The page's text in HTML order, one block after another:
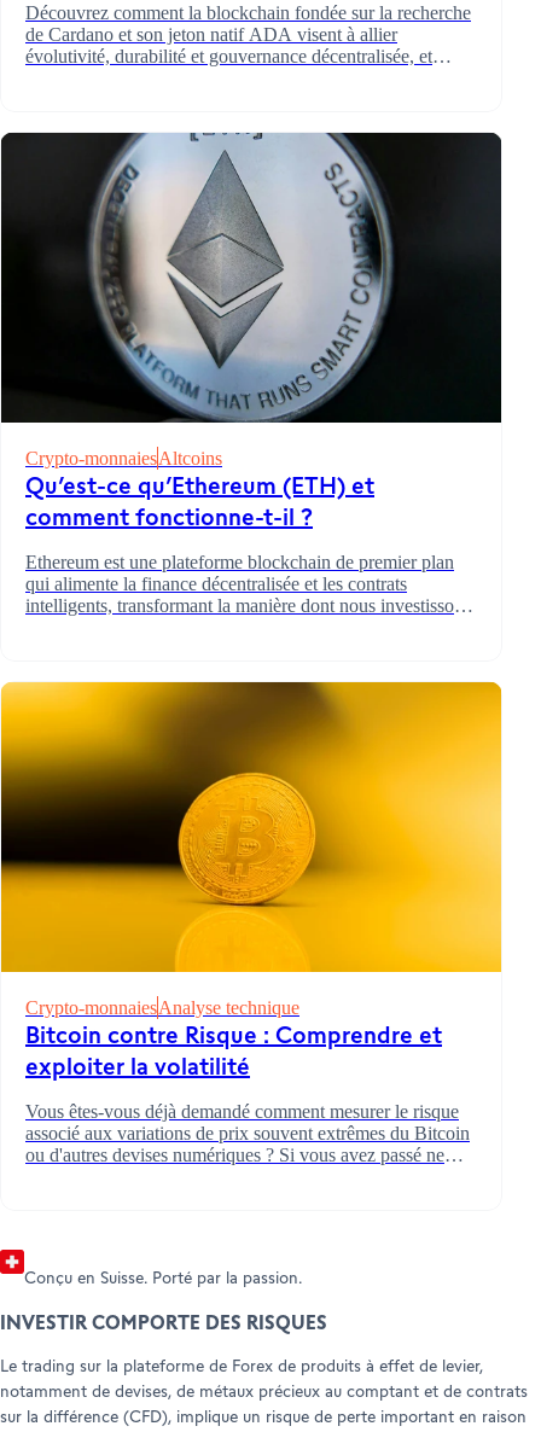
Découvrez comment la blockchain fondée sur la recherche
de Cardano et son jeton natif ADA visent à allier
évolutivité, durabilité et gouvernance décentralisée, et
Crypto-monnaiesAltcoins
Qu’est-ce qu’Ethereum (ETH) et
comment fonctionne-t-il ?
Ethereum est une plateforme blockchain de premier plan
qui alimente la finance décentralisée et les contrats
intelligents, transformant la manière dont nous investissons
Crypto-monnaiesAnalyse technique
Indicateurs et oscillateursLes bases de la crypto
Bitcoin contre Risque : Comprendre et
exploiter la volatilité
Vous êtes-vous déjà demandé comment mesurer le risque
associé aux variations de prix souvent extrêmes du Bitcoin
ou d'autres devises numériques ? Si vous avez passé ne
DEVENIR CLIENT
Ouvrir votre compte
AMBASSADEURS
Parrainer un-e ami-e (Trading)
Parrainer un-e ami-e (Forex)
AIDE ET ASSISTANCE TECHNIQUE
Help Center
Customer Care
Documents et informations juridiques
Conçu en Suisse. Porté par la passion.
INVESTIR COMPORTE DES RISQUES
Le trading sur la plateforme de Forex de produits à effet de levier,
notamment de devises, de métaux précieux au comptant et de contrats
sur la différence (CFD), implique un risque de perte important en raison